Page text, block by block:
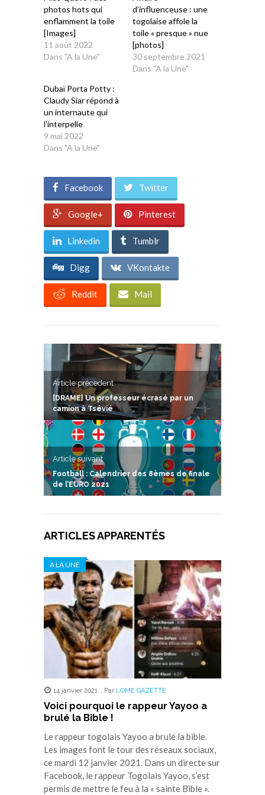
photos hots qui
enflamment la toile
[Images]
11 août 2022
Dans "A la Une"
d’influenceuse : une
togolaise affole la
toile « presque » nue
[photos]
30 septembre 2021
Dans "A la Une"
Dubaï Porta Potty :
Claudy Siar répond à
un internaute qui
l’interpelle
9 mai 2022
Dans "A la Une"
Facebook Twitter
Google+ Pinterest
Linkedin Tumblr
Digg VKontakte
Reddit Mail
Article précedent
[DRAME] Un professeur écrasé par un
camion à Tsévié
Article suivant
Football : Calendrier des 8èmes de finale
de l’EURO 2021
ARTICLES APPARENTÉS
A LA UNE
14 janvier 2021 , Par LOME GAZETTE
Voici pourquoi le rappeur Yayoo a
brulé la Bible !
Le rappeur togolais Yayoo a brulé la bible.
Les images font le tour des réseaux sociaux,
ce mardi 12 janvier 2021. Dans un directe sur
Facebook, le rappeur Togolais Yayoo, s’est
permis de mettre le feu à la « sainte Bible ».